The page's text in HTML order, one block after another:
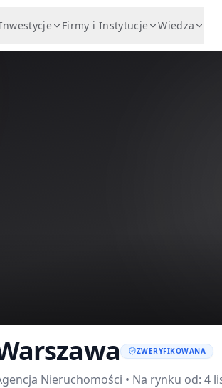
Inwestycje Firmy i Instytucje Wiedza
ZWERYFIKOWANA
Nieruchomości • Na rynku od: 4